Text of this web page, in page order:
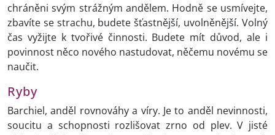
chráněni svým strážným andělem. Hodně se usmívejte,
zbavíte se strachu, budete šťastnější, uvolněnější. Volný
čas vyžijte k tvořivé činnosti. Budete mít důvod, ale i
povinnost něco nového nastudovat, něčemu novému se
naučit.
Ryby
Barchiel, anděl rovnováhy a víry. Je to anděl nevinnosti,
soucitu a schopnosti rozlišovat zrno od plev. V jisté